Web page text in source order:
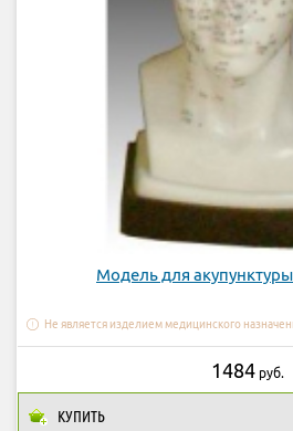
Не является изделием медицинского
1484 руб.
КУПИТЬ